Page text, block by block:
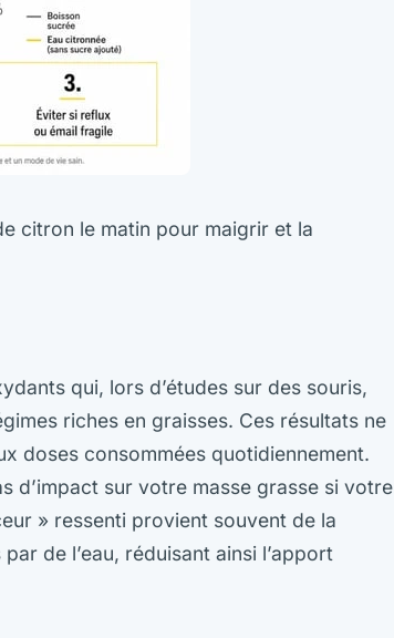
citron le matin pour maigrir et la
qui, lors d’études sur des souris,
riches en graisses. Ces résultats ne
doses consommées quotidiennement.
d’impact sur votre masse grasse si votre
» ressenti provient souvent de la
de l’eau, réduisant ainsi l’apport